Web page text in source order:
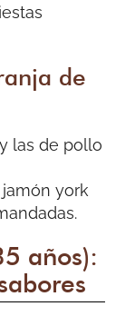
de
las de pollo
york
años):